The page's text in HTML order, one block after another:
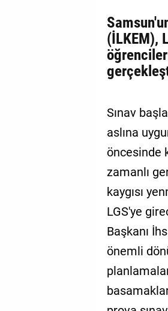
(İLKEM),
Sınav
aslına
öncesinde
zamanlı
kaygısı
LGS'ye
Başkanı
önemli